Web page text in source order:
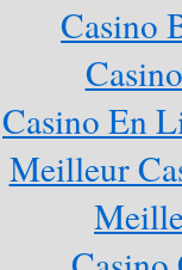
Casino
Casino En
Meilleur